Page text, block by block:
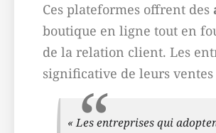
Ces plateformes offrent des
boutique en ligne tout en
de la relation client. Les
significative de leurs
« Les entreprises qui